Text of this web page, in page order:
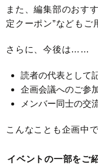
また、編集部のおす
定クーポン”などもご
さらに、今後は……
読者の代表として
企画会議へのご参
メンバー同士の交
こんなことも企画中で
イベントの一部をご